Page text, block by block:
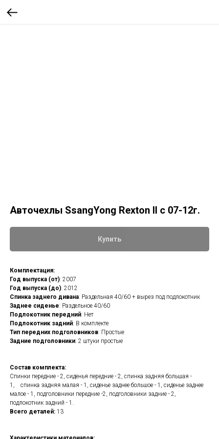
Авточехлы SsangYong Rexton II с 07-12г.
Купить
Комплектация:
Год выпуска (от): 2007
Год выпуска (до): 2012
Спинка заднего дивана: Раздельная 40/60 + вырез под подлокотник
Заднее сиденье: Раздельное 40/60
Подлокотник передний: Нет
Подлокотник задний: В комплекте
Тип передних подголовников: Простые
Задние подголовники: 2 штуки простые
Состав комплекта:
Cпинки передние - 2, сиденья передние - 2, спинка задняя большая -
1, спинка задняя малая - 1, сиденье заднее большое - 1, сиденье заднее
малое - 1, подголовники передние -2, подголовники задние - 2,
подлокотник задний - 1.
Всего деталей: 13